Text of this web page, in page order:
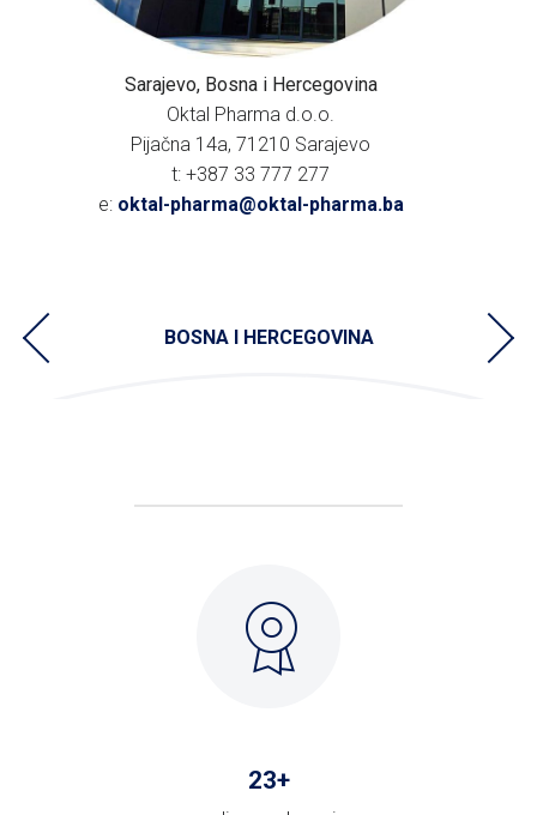
Sarajevo, Bosna i Hercegovina
Oktal Pharma d.o.o.
Pijačna 14a, 71210 Sarajevo
t: +387 33 777 277
e: oktal-pharma@oktal-pharma.ba
BOSNA I HERCEGOVINA
23+